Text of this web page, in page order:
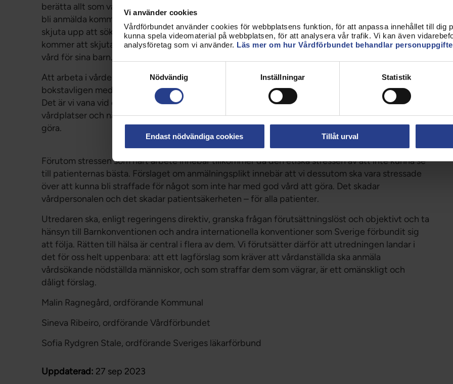
Vi använder cookies
Vårdförbundet använder cookies för webbplatsens funktion, för att anpassa innehållet till dig
kunna spela videomaterial på webbplatsen, för att analysera vår trafik. Vi kan även
analysföretag som vi använder. Läs mer om hur Vårdförbundet behandlar
Nödvändig
Inställningar Statistik
Endast nödvändiga cookies Tillåt urval
berätta allt som vårdens medarbetare behöver veta för att kunna göra ett bra jobb. Oron för att
bli anmälda kommer att driva människor ännu längre in i skuggsamhället. En del kommer att
skjuta upp att söka vård tills sjukdomen eller skadan blivit svårare och dyrare att behandla. En del
kommer att skjuta upp besöket tills det är för sent. En del föräldrar kommer inte att våga söka
vård för sina barn.
Att arbeta i vården kan vara världens bästa jobb, men det är också mycket krävande. Vi arbetar
bokstavligen med liv och död, och vi behöver få ha fullt fokus på det. Våra jobb är ofta stressiga.
Det är vi vana vid och tränade för. Stressen kan dock bli ohållbar när det är brist på personal och
vårdplatser och när det läggs på oss allt fler arbetsuppgifter som inte har med själva vården att
göra.
Förutom stressen som hårt arbete innebär tillkommer då den etiska stressen av att inte kunna se
till patienternas bästa. Förslaget om anmälningsplikt innebär att vi dessutom ska vara stressade
över att kunna bli straffade för något som inte har med god vård att göra. Det skadar
vårdpersonalen och det skadar patientsäkerheten – för alla patienter.
Utredaren ska, enligt regeringens direktiv, granska frågan förutsättningslöst och objektivt och ta
hänsyn till Barnkonventionen och andra internationella konventioner som Sverige förbundit sig
att följa. Rätten till hälsa är central i flera av dem. Vi förutsätter därför att utredningen landar i
det för oss helt uppenbara: att ett lagförslag som kräver att vårdanställda ska anmäla
vårdsökande nödställda människor, och som straffar dem som vägrar, är ett omänskligt och
dåligt förslag.
Malin Ragnegård, ordförande Kommunal
Sineva Ribeiro, ordförande Vårdförbundet
Sofia Rydgren Stale, ordförande Sveriges läkarförbund
Uppdaterad: 27 sep 2023